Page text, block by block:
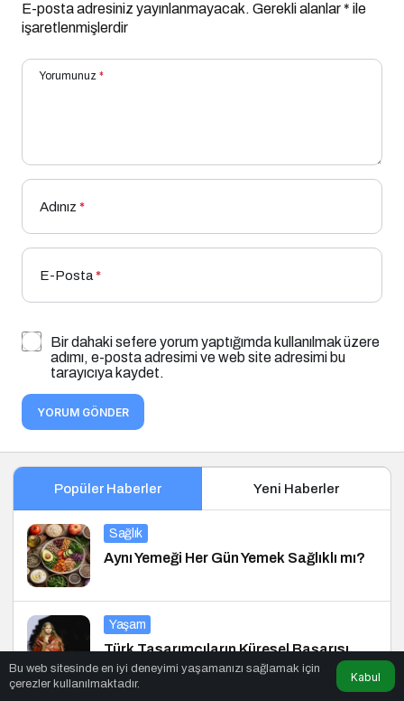
E-posta adresiniz yayınlanmayacak. Gerekli alanlar* ile
işaretlenmişlerdir
Yorumunuz *
Adınız *
E-Posta*
Bir dahaki sefere yorum yaptığımda kullanılmak üzere
adımı, e-posta adresimi ve web site adresimi bu
tarayıcıya kaydet.
YORUM GÖNDER
Popüler Haberler Yeni Haberler
Sağlık
Aynı Yemeği Her Gün Yemek Sağlıklı mı?
Yaşam
Türk Tasarımcıların Küresel Başarısı
Bu web sitesinde en iyi deneyimi yaşamanızı sağlamak için
çerezler kullanılmaktadır.
Kabul